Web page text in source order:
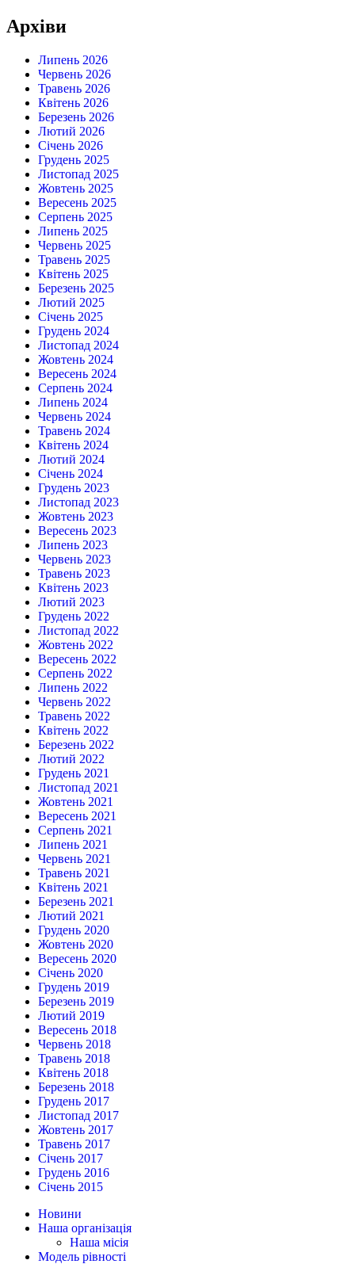
Архіви
Липень 2026
Червень 2026
Травень 2026
Квітень 2026
Березень 2026
Лютий 2026
Січень 2026
Грудень 2025
Листопад 2025
Жовтень 2025
Вересень 2025
Серпень 2025
Липень 2025
Червень 2025
Травень 2025
Квітень 2025
Березень 2025
Лютий 2025
Січень 2025
Грудень 2024
Листопад 2024
Жовтень 2024
Вересень 2024
Серпень 2024
Липень 2024
Червень 2024
Травень 2024
Квітень 2024
Лютий 2024
Січень 2024
Грудень 2023
Листопад 2023
Жовтень 2023
Вересень 2023
Липень 2023
Червень 2023
Травень 2023
Квітень 2023
Лютий 2023
Грудень 2022
Листопад 2022
Жовтень 2022
Вересень 2022
Серпень 2022
Липень 2022
Червень 2022
Травень 2022
Квітень 2022
Березень 2022
Лютий 2022
Грудень 2021
Листопад 2021
Жовтень 2021
Вересень 2021
Серпень 2021
Липень 2021
Червень 2021
Травень 2021
Квітень 2021
Березень 2021
Лютий 2021
Грудень 2020
Жовтень 2020
Вересень 2020
Січень 2020
Грудень 2019
Березень 2019
Лютий 2019
Вересень 2018
Червень 2018
Травень 2018
Квітень 2018
Березень 2018
Грудень 2017
Листопад 2017
Жовтень 2017
Травень 2017
Січень 2017
Грудень 2016
Січень 2015
Новини
Наша організація
Наша місія
Модель рівності